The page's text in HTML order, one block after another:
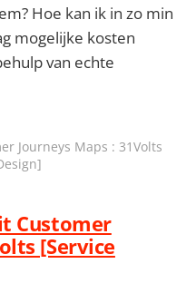
Hoe kan ik in zo min
mogelijke kosten
van echte
Journeys Maps : 31Volts
Customer
[Service